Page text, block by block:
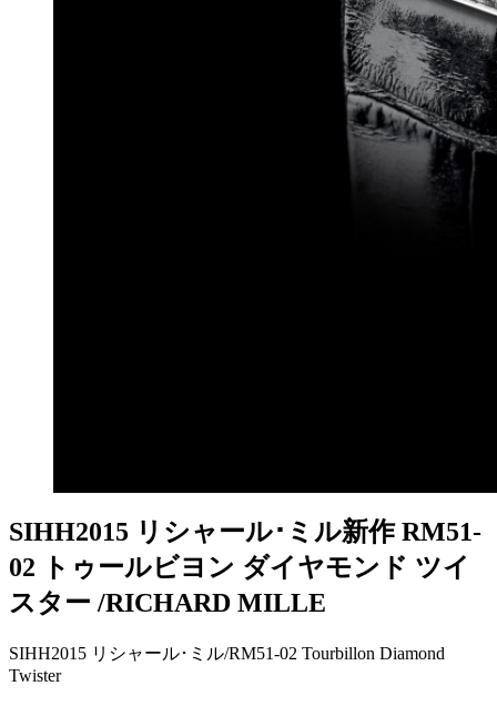
SIHH2015 リシャール･ミル新作 RM51-
02 トゥールビヨン ダイヤモンド ツイ
スター /RICHARD MILLE
SIHH2015 リシャール･ミル/RM51-02 Tourbillon Diamond
Twister